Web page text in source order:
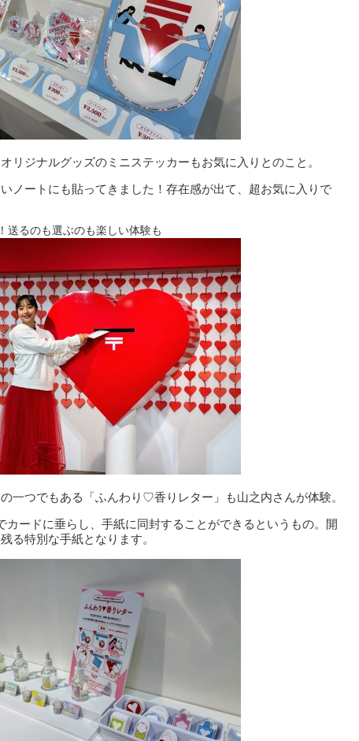
リジナルグッズのミニステッカーもお気に入りとのこと。
ノートにも貼ってきました！存在感が出て、超お気に入りで
送るのも選ぶのも楽しい体験も
一つでもある「ふんわり♡香りレター」も山之内さんが体験。
カードに垂らし、手紙に同封することができるというもの。開
る特別な手紙となります。